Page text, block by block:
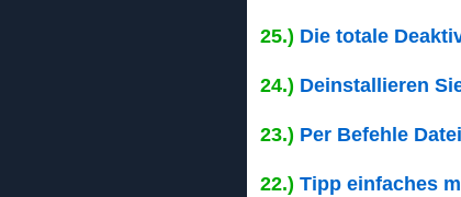
25.) Die totale
24.) Deinstallieren
23.) Per Befehle
22.) Tipp einfaches